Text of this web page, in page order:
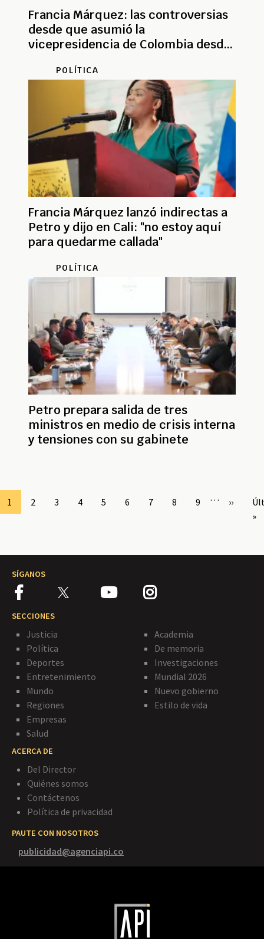
Francia Márquez: las controversias
desde que asumió la
vicepresidencia de Colombia desde
POLÍTICA
Francia Márquez lanzó indirectas a
Petro y dijo en Cali: "no estoy aquí
para quedarme callada"
POLÍTICA
Petro prepara salida de tres
ministros en medio de crisis interna
y tensiones con su gabinete
Page
1 Page
2 Page
3 Page
4 Page
5 Page
6 Page
7 Page
8 Page
9 …
página
››
»
SÍGANOS
SECCIONES
Justicia
Política
Deportes
Entretenimiento
Mundo
Regiones
Empresas
Salud
Academia
De memoria
Investigaciones
Mundial 2026
Nuevo gobierno
Estilo de vida
ACERCA DE
Del Director
Quiénes somos
Contáctenos
Política de privacidad
PAUTE CON NOSOTROS
publicidad@agenciapi.co